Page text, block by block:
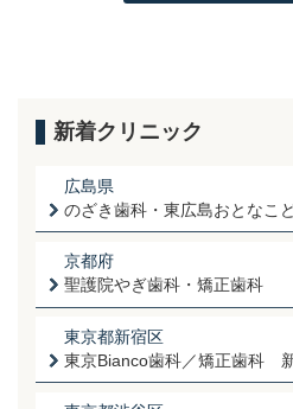
新着クリニック
広島県
のざき歯科・東広島おとなこ
京都府
聖護院やぎ歯科・矯正歯科
東京都新宿区
東京Bianco歯科／矯正歯科